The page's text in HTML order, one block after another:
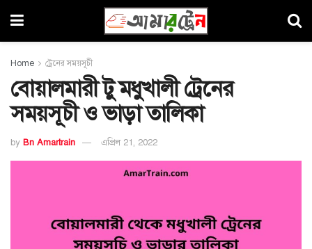
Home ট্রেনের সময়সূচী
বোয়ালমারী টু মধুখালী ট্রেনের
সময়সূচী ও ভাড়া তালিকা
by Bn Amartrain এপ্রিল 21, 2022